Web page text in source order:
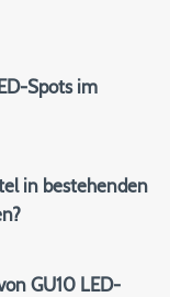
Spots im
in bestehenden
GU10 LED-